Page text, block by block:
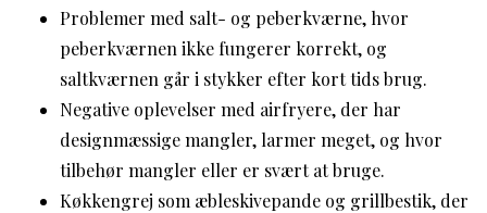
Problemer med salt- og peberkværne, hvor
peberkværnen ikke fungerer korrekt, og
saltkværnen går i stykker efter kort tids brug.
Negative oplevelser med airfryere, der har
designmæssige mangler, larmer meget, og hvor
tilbehør mangler eller er svært at bruge.
Køkkengrej som æbleskivepande og grillbestik, der